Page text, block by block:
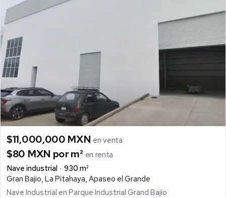
$11,000,000 MXN en venta
$80 MXN por m² en renta
Nave industrial
930 m²
Gran Bajio, La Pitahaya, Apaseo el Grande
Nave Industrial en Parque Industrial Grand Bajio